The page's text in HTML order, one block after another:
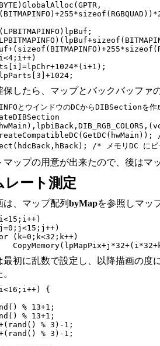
保したら、マップとバックバッファ
とウインドウのDCからDIBSectionを作
/
マップの用意が出来たので、後はマ
レート測定
は、マップ配列byMapを参照しマッ
(k=0;k<32;k++)
最初に乱数で設定し、以降描画の度
{
% 13+1;
% 13+1;
% 3)-1;
% 3)-1;